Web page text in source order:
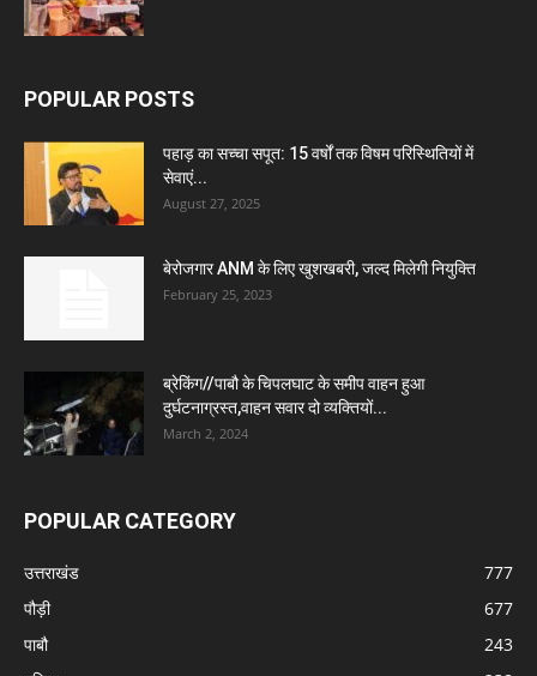
POPULAR POSTS
पहाड़ का सच्चा सपूत: 15 वर्षों तक विषम परिस्थितियों में
सेवाएं...
August 27, 2025
बेरोजगार ANM के लिए खुशखबरी, जल्द मिलेगी नियुक्ति
February 25, 2023
ब्रेकिंग//पाबौ के चिपलघाट के समीप वाहन हुआ
दुर्घटनाग्रस्त,वाहन सवार दो व्यक्तियों...
March 2, 2024
POPULAR CATEGORY
उत्तराखंड
777
पौड़ी
677
पाबौ
243